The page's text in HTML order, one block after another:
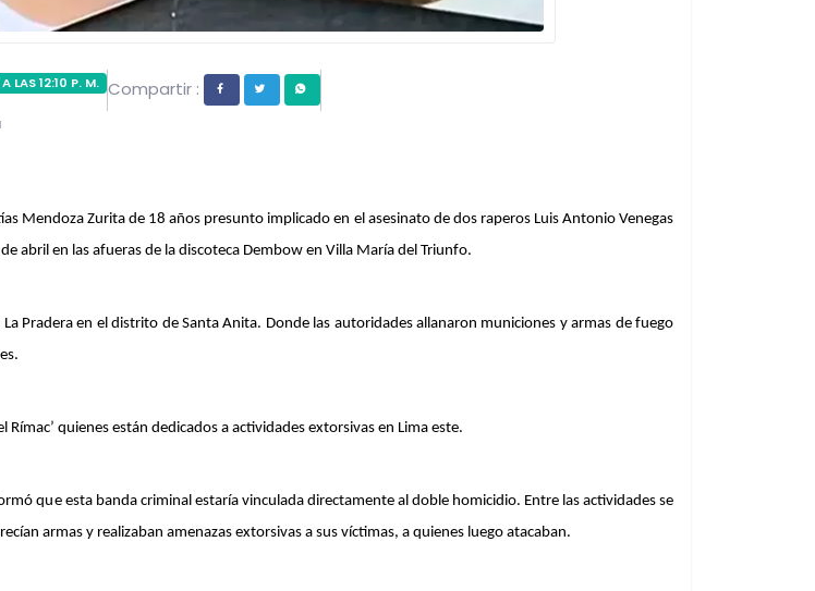
LAS 12:10 P. M. Compartir :
Mendoza Zurita de 18 años presunto implicado en el asesinato de dos raperos Luis Antonio Venegas
abril en las afueras de la discoteca Dembow en Villa María del Triunfo.
Pradera en el distrito de Santa Anita. Donde las autoridades allanaron municiones y armas de fuego
quienes están dedicados a actividades extorsivas en Lima este.
que esta banda criminal estaría vinculada directamente al doble homicidio. Entre las actividades se
armas y realizaban amenazas extorsivas a sus víctimas, a quienes luego atacaban.